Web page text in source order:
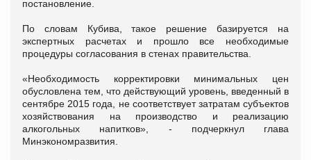
постановление.
По словам Кубива, такое решение базируется на
экспертных расчетах и прошло все необходимые
процедуры согласования в стенах правительства.
«Необходимость корректировки минимальных цен
обусловлена тем, что действующий уровень, введенный в
сентябре 2015 года, не соответствует затратам субъектов
хозяйствования на производство и реализацию
алкогольных напитков», - подчеркнул глава
Минэкономразвития.